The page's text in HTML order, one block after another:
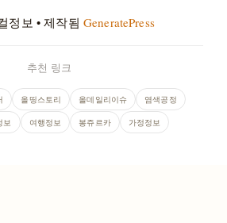
정보 • 제작됨 GeneratePress
추천 링크
올띵스토리 올데일리이슈 염색공정
보 여행정보 봉쥬르카 가정정보